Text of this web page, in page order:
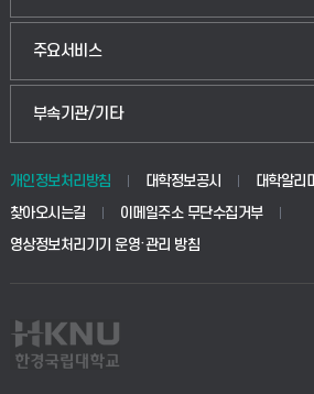
주요서비스
부속기관/기타
개인정보처리방침 대학정보공시 대학알리미
찾아오시는길
이메일주소 무단수집거부
영상정보처리기기 운영·관리 방침